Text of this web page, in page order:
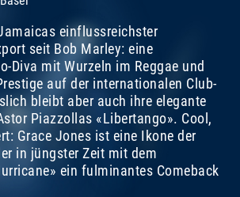
einflussreichster
seit Bob Marley: eine
Diva mit Wurzeln im Reggae und
auf der internationalen Club-
bleibt aber auch ihre elegante
Piazzollas «Libertango». Cool,
Grace Jones ist eine Ikone der
in jüngster Zeit mit dem
ein fulminantes Comeback